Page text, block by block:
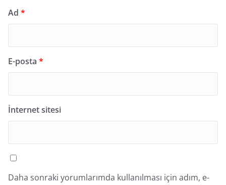
Ad *
E-posta *
İnternet sitesi
Daha sonraki yorumlarımda kullanılması için adım, e-